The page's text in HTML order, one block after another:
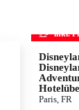
inkl.
Paris, FR